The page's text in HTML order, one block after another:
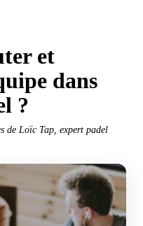
et
dans
?
de Loïc Tap, expert padel